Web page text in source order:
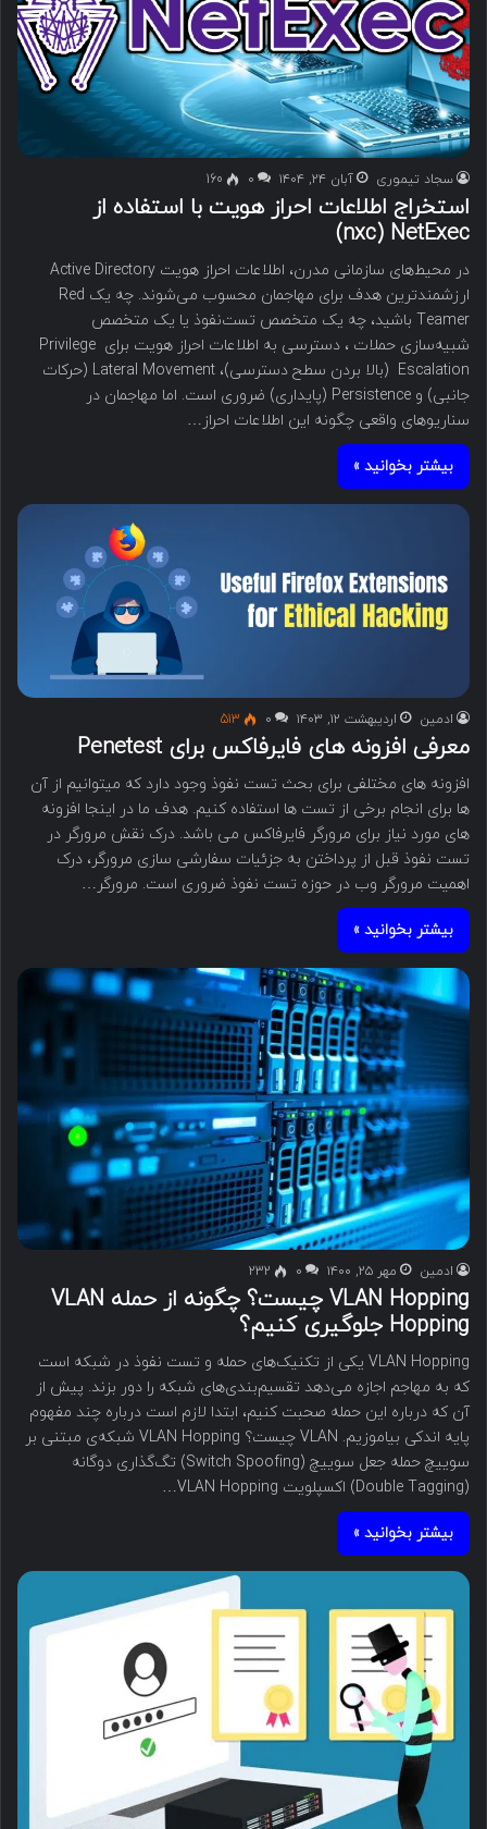
سجاد تیموری آبان ۲۴, ۱۴۰۴ ۰ 160
استخراج اطلاعات احراز هویت با استفاده از
NetExec ‏(nxc)
در محیط‌های سازمانی مدرن، اطلاعات احراز هویت Active Directory
ارزشمندترین هدف برای مهاجمان محسوب می‌شوند. چه یک Red
Teamer باشید، چه یک متخصص تست‌نفوذ یا یک متخصص
شبیه‌سازی حملات ، دسترسی به اطلاعات احراز هویت برای Privilege
Escalation (بالا بردن سطح دسترسی)، Lateral Movement (حرکات
جانبی) و Persistence (پایداری) ضروری است. اما مهاجمان در
سناریوهای واقعی چگونه این اطلاعات احراز…
بیشتر بخوانید »
ادمین اردیبهشت ۱۲, ۱۴۰۳ ۰ 513
معرفی افزونه های فایرفاکس برای Penetest
افزونه های مختلفی برای بحث تست نفوذ وجود دارد که میتوانیم از آن
ها برای انجام برخی از تست ها استفاده کنیم. هدف ما در اینجا افزونه
های مورد نیاز برای مرورگر فایرفاکس می باشد. درک نقش مرورگر در
تست نفوذ قبل از پرداختن به جزئیات سفارشی سازی مرورگر، درک
اهمیت مرورگر وب در حوزه تست نفوذ ضروری است. مرورگر…
بیشتر بخوانید »
ادمین مهر ۲۵, ۱۴۰۰ ۰ 232
VLAN Hopping چیست؟ چگونه از حمله VLAN
Hopping جلوگیری کنیم؟
VLAN Hopping یکی از تکنیک‌های حمله و تست نفوذ در شبکه است
که به مهاجم اجازه می‌دهد تقسیم‌بندی‌های شبکه را دور بزند. پیش از
آن که درباره این حمله صحبت کنیم، ابتدا لازم است درباره چند مفهوم
پایه اندکی بیاموزیم. VLAN چیست؟ VLAN Hopping شبکه‌ی مبتنی بر
سوییچ حمله جعل سوییچ (Switch Spoofing) تگ‌گذاری دوگانه
(Double Tagging) ‌اکسپلویت VLAN Hopping…
بیشتر بخوانید »